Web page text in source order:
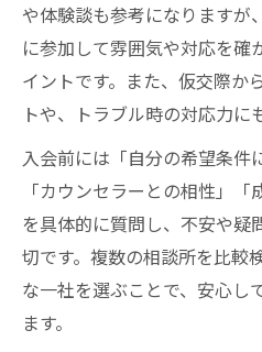
や体験談も参考になりますが
に参加して雰囲気や対応を確
イントです。また、仮交際か
トや、トラブル時の対応力に
入会前には「自分の希望条件
「カウンセラーとの相性」
を具体的に質問し、不安や疑
切です。複数の相談所を比較
な一社を選ぶことで、安心し
ます。